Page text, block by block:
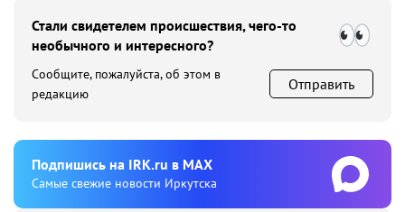
Стали свидетелем происшествия, чего-то
необычного и интересного?
Сообщите, пожалуйста, об этом в
редакцию
Отправить
Подпишиcь на IRK.ru в MAX
Cамые свежие новости Иркутска